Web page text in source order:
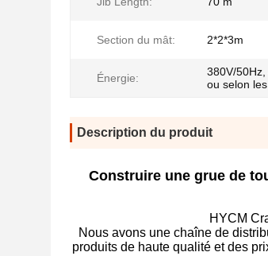
Section du mât: 2*2*3m
Énergie:
380V/
ou selon
Description du produit
Construire une grue de
HYCM
Nous avons une chaîne de
produits de haute qualité et des